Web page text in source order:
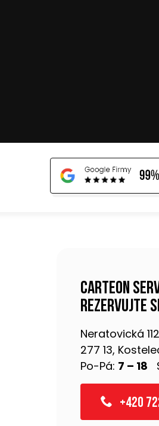
Carteon
rezervujte
Neratovická
277 13,
Po-Pá: 7 – 18
+420